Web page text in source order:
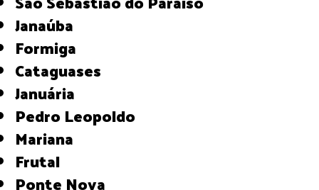
Janaúba
Formiga
Cataguases
Januária
Pedro Leopoldo
Mariana
Frutal
Ponte Nova